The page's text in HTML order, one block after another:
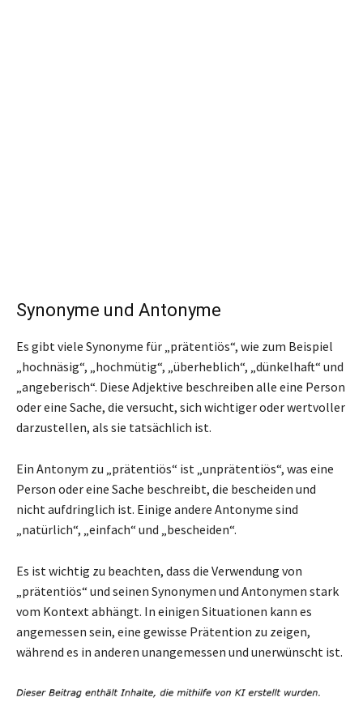
Synonyme und Antonyme
Es gibt viele Synonyme für „prätentiös“, wie zum Beispiel
„hochnäsig“, „hochmütig“, „überheblich“, „dünkelhaft“ und
„angeberisch“. Diese Adjektive beschreiben alle eine Person
oder eine Sache, die versucht, sich wichtiger oder wertvoller
darzustellen, als sie tatsächlich ist.
Ein Antonym zu „prätentiös“ ist „unprätentiös“, was eine
Person oder eine Sache beschreibt, die bescheiden und
nicht aufdringlich ist. Einige andere Antonyme sind
„natürlich“, „einfach“ und „bescheiden“.
Es ist wichtig zu beachten, dass die Verwendung von
„prätentiös“ und seinen Synonymen und Antonymen stark
vom Kontext abhängt. In einigen Situationen kann es
angemessen sein, eine gewisse Prätention zu zeigen,
während es in anderen unangemessen und unerwünscht ist.